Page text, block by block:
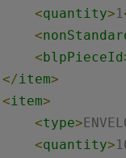
<quantity>1
<
<blpPieceId
</item>
<item>
<type>
<quantity>